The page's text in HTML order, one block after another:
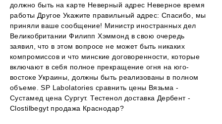
должно быть на карте Неверный адрес Неверное время
работы Другое Укажите правильный адрес: Спасибо, мы
приняли ваше сообщение! Министр иностранных дел
Великобритании Филипп Хэммонд в свою очередь
заявил, что в этом вопросе не может быть никаких
компромиссов и что минские договоренности, которые
включают в себя полное прекращение огня на юго-
востоке Украины, должны быть реализованы в полном
объеме. SP Labolatories сравнить цены Вязьма -
Сустамед цена Сургут. Тестенол доставка Дербент -
Clostilbegyt продажа Краснодар?